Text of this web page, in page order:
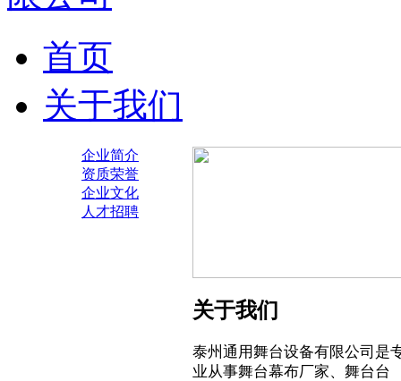
首页
关于我们
企业简介
资质荣誉
企业文化
人才招聘
关于我们
泰州通用舞台设备有限公司是
业从事舞台幕布厂家、舞台台